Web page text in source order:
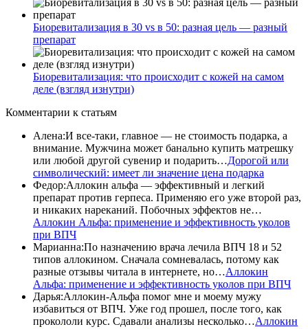
Биоревитализация в 30 vs в 50: разная цель — разный
препарат
Биоревитализация: что происходит с кожей на самом
деле (взгляд изнутри)
Комментарии к статьям
Алена:И все-таки, главное — не стоимость подарка, а
внимание. Мужчина может банально купить матрешку
или любой другой сувенир и подарить…Дорогой или
символический: имеет ли значение цена подарка
Федор:Аллокин альфа — эффективный и легкий
препарат против герпеса. Применяю его уже второй раз,
и никаких нареканий. Побочных эффектов не…
Аллокин Альфа: применение и эффективность уколов
при ВПЧ
Марианна:По назначению врача лечила ВПЧ 18 и 52
типов аллокином. Сначала сомневалась, потому как
разные отзывы читала в интернете, но…Аллокин
Альфа: применение и эффективность уколов при ВПЧ
Дарья:Аллокин-Альфа помог мне и моему мужу
избавиться от ВПЧ. Уже год прошел, после того, как
прокололи курс. Сдавали анализы несколько…Аллокин